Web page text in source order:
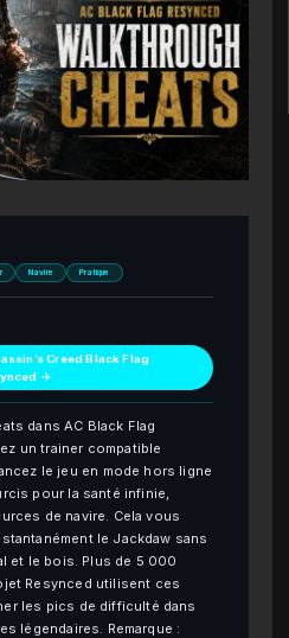
Navire Pratique
Creed Black Flag
→
dans AC Black Flag
un trainer compatible
le jeu en mode hors ligne
pour la santé infinie,
de navire. Cela vous
le Jackdaw sans
et le bois. Plus de 5 000
Resynced utilisent ces
les pics de difficulté dans
légendaires. Remarque :